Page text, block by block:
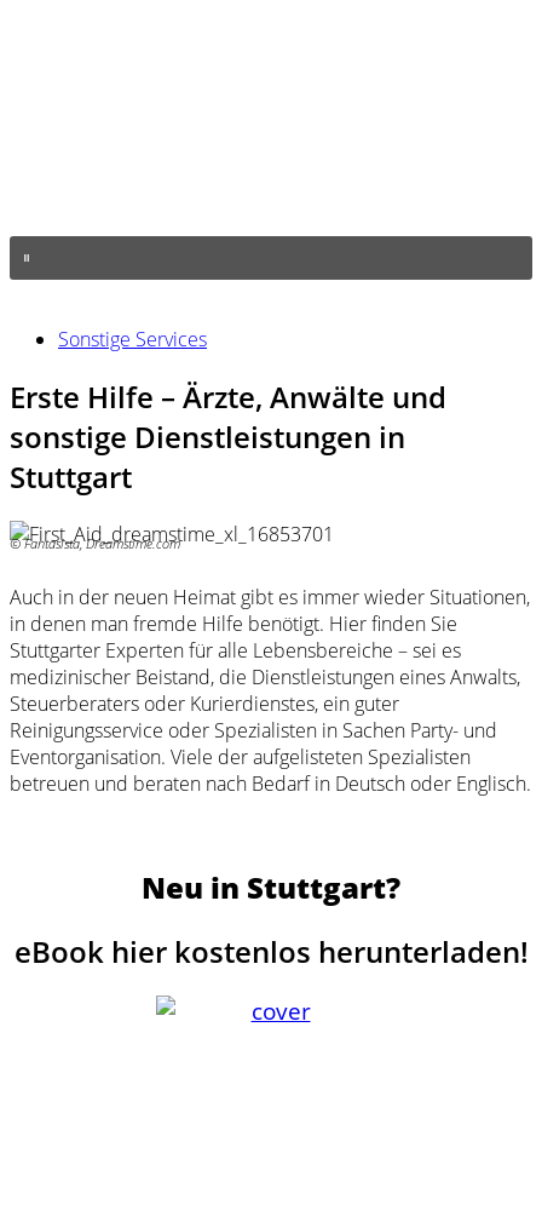
Sonstige Services
Erste Hilfe – Ärzte, Anwälte und
sonstige Dienstleistungen in
Stuttgart
© Fantasista, Dreamstime.com
Auch in der neuen Heimat gibt es immer wieder Situationen,
in denen man fremde Hilfe benötigt. Hier finden Sie
Stuttgarter Experten für alle Lebensbereiche – sei es
medizinischer Beistand, die Dienstleistungen eines Anwalts,
Steuerberaters oder Kurierdienstes, ein guter
Reinigungsservice oder Spezialisten in Sachen Party- und
Eventorganisation. Viele der aufgelisteten Spezialisten
betreuen und beraten nach Bedarf in Deutsch oder Englisch.
Neu in Stuttgart?
eBook hier kostenlos herunterladen!